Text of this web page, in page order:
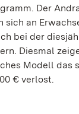
Der
an
bei der
Diesmal
Modell das
€ verlost.